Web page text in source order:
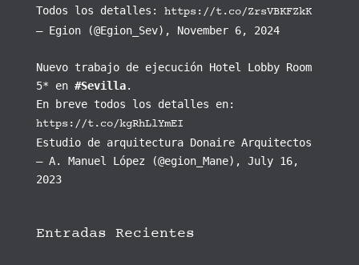
Todos los detalles: https://t.co/ZrsVBKFZkK
— Egion (@Egion_Sev), November 6, 2024
Nuevo trabajo de ejecución Hotel Lobby Room
5* en #Sevilla.
En breve todos los detalles en:
https://t.co/kgRhLlYmEI
Estudio de arquitectura Donaire Arquitectos
— A. Manuel López (@egion_Mane), July 16,
2023
Entradas Recientes